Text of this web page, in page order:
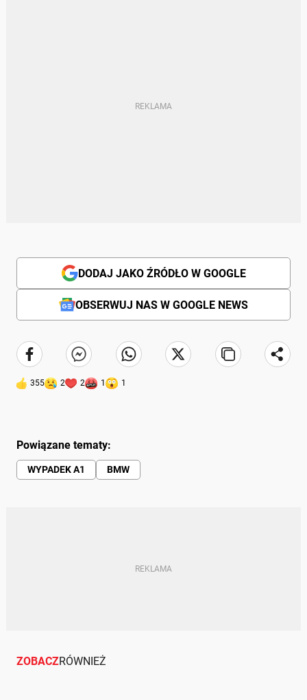
DODAJ JAKO ŹRÓDŁO W GOOGLE
OBSERWUJ NAS W GOOGLE NEWS
355 2 2 1 1
Powiązane tematy:
WYPADEK A1 BMW
ZOBACZRÓWNIEŻ